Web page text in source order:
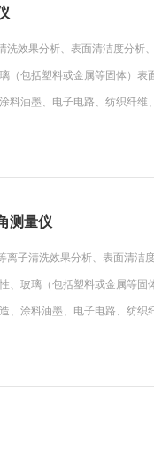
洗效果分析、表面清洁度分析
（包括塑料或金属等固体）表
料油墨、电子电路、纺织纤维
测量仪
离子清洗效果分析、表面清洁
、玻璃（包括塑料或金属等固
、涂料油墨、电子电路、纺织